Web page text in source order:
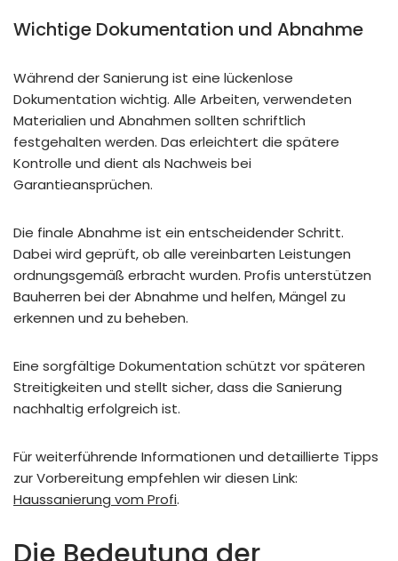
Wichtige Dokumentation und Abnahme
Während der Sanierung ist eine lückenlose
Dokumentation wichtig. Alle Arbeiten, verwendeten
Materialien und Abnahmen sollten schriftlich
festgehalten werden. Das erleichtert die spätere
Kontrolle und dient als Nachweis bei
Garantieansprüchen.
Die finale Abnahme ist ein entscheidender Schritt.
Dabei wird geprüft, ob alle vereinbarten Leistungen
ordnungsgemäß erbracht wurden. Profis unterstützen
Bauherren bei der Abnahme und helfen, Mängel zu
erkennen und zu beheben.
Eine sorgfältige Dokumentation schützt vor späteren
Streitigkeiten und stellt sicher, dass die Sanierung
nachhaltig erfolgreich ist.
Für weiterführende Informationen und detaillierte Tipps
zur Vorbereitung empfehlen wir diesen Link:
Haussanierung vom Profi.